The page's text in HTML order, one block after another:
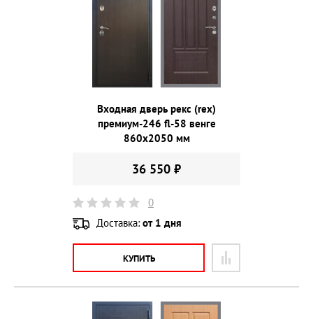
Входная дверь рекс (rex)
премиум-246 fl-58 венге
860х2050 мм
36 550 ₽
0
Доставка: от 1 дня
КУПИТЬ